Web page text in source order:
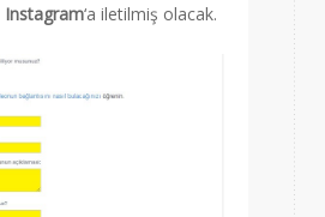
Instagram‘a iletilmiş olacak.